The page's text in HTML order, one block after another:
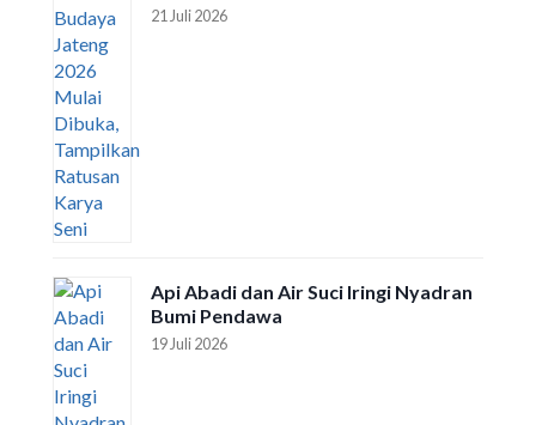
21 Juli 2026
Api Abadi dan Air Suci Iringi Nyadran
Bumi Pendawa
19 Juli 2026